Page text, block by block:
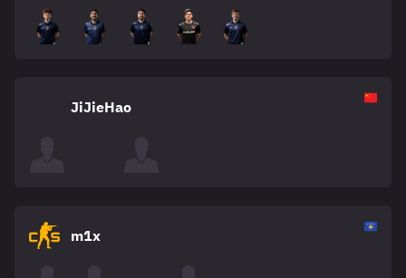
JiJieHao
m1x